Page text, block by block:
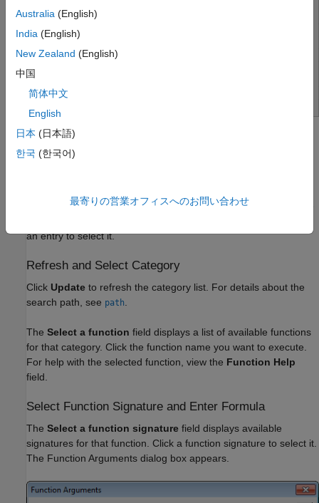
Alternatively, you can execute the function in a
worksheet cell by using
All folders or categories in the current search path appear in the
an entry to select it.
Refresh and Select Category
Click Update to refresh the category list. For details about the
search path, see path
The Select a function field displays a list of available functions
for that category. Click the function name you want to execute.
For help with the selected function, view the Function Help
field.
Select Function Signature and Enter Formula
The Select a function signature field displays available
signatures for that function. Click a function signature to select it.
The Function Arguments dialog box appears.
Australia (English)
India (English)
New Zealand (English)
中国
简体中文
English
日本 (日本語)
한국 (한국어)
最寄りの営業オフィスへのお問い合わせ